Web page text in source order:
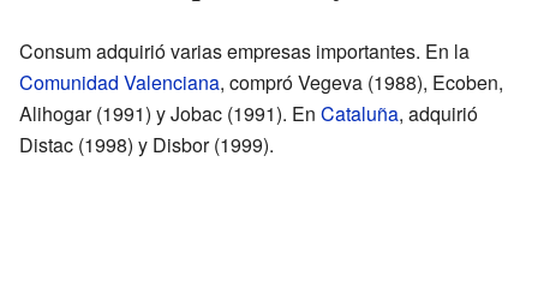
Consum adquirió varias empresas importantes. En la
Comunidad Valenciana, compró Vegeva (1988), Ecoben,
Alihogar (1991) y Jobac (1991). En Cataluña, adquirió
Distac (1998) y Disbor (1999).